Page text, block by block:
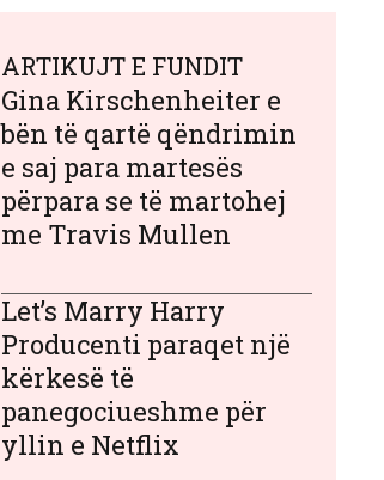
ARTIKUJT E FUNDIT
Gina Kirschenheiter e
bën të qartë qëndrimin
e saj para martesës
përpara se të martohej
me Travis Mullen
Let’s Marry Harry
Producenti paraqet një
kërkesë të
panegociueshme për
yllin e Netflix